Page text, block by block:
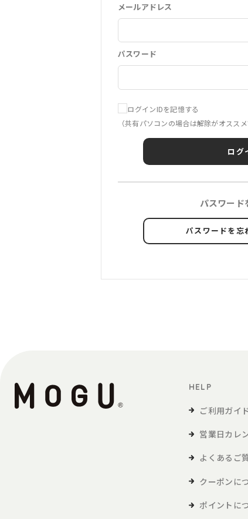
メールアドレス
パスワード
ログインIDを記憶する
（共有パソコンの場合は解除がオススメ
ログ
パスワード
パスワードを忘
HELP
ご利用ガイ
営業日カレ
よくあるご
クーポンに
ポイントに